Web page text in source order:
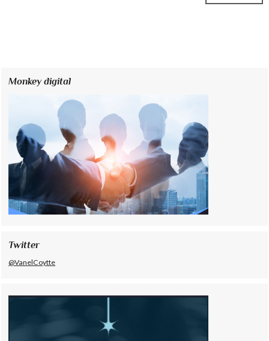
Monkey digital
Twitter
@VanelCoytte